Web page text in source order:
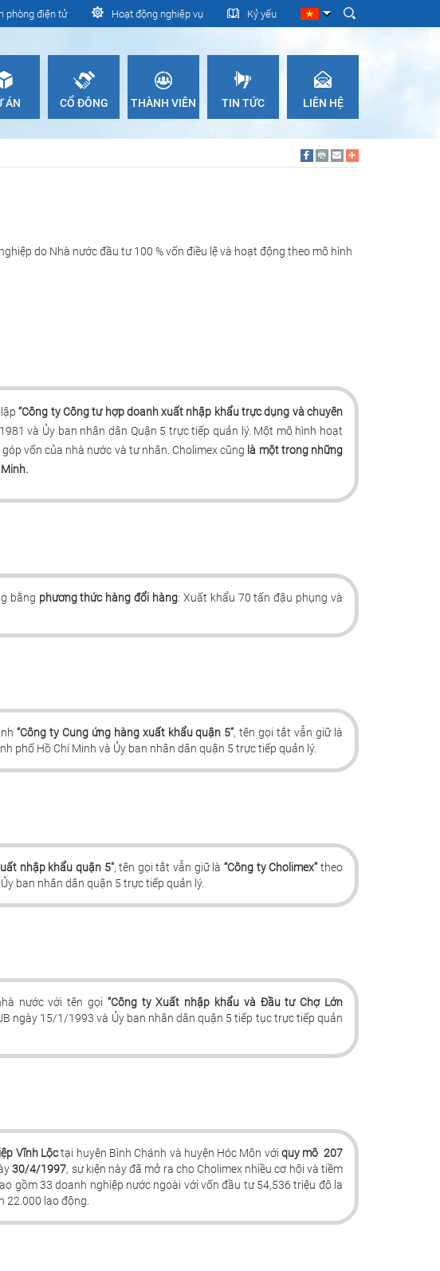
phòng điện tử Hoạt động nghiệp vụ Kỷ yếu
ÁN CỔ ĐÔNG THÀNH VIÊN TIN TỨC LIÊN HỆ
do Nhà nước đầu tư 100 % vốn điều lệ và hoạt động theo mô hình
lập“Công ty Công tư hợp doanh xuất nhập khẩu trực dụng và chuyên
và Ủy ban nhân dân Quận 5 trực tiếp quản lý. Một mô hình hoạt
vốn của nhà nước và tư nhân. Cholimex cũng là một trong những
bằng phương thức hàng đổi hàng: Xuất khẩu 70 tấn đậu phụng và
“Công ty Cung ứng hàng xuất khẩu quận 5”, tên gọi tắt vẫn giữ là
phố Hồ Chí Minh và Ủy ban nhân dân quận 5 trực tiếp quản lý.
nhập khẩu quận 5", tên gọi tắt vẫn giữ là“Công ty Cholimex” theo
ban nhân dân quận 5 trực tiếp quản lý.
nước với tên gọi “Công ty Xuất nhập khẩu và Đầu tư Chợ Lớn
ngày 15/1/1993 và Ủy ban nhân dân quận 5 tiếp tục trực tiếp quản
Vĩnh Lộctại huyện Bình Chánh và huyện Hóc Môn vớiquy mô 207
30/4/1997, sự kiện này đã mở ra cho Cholimex nhiều cơ hội và tiềm
gồm 33 doanh nghiệp nước ngoài với vốn đầu tư 54,536 triệu đô la
22.000 lao động.